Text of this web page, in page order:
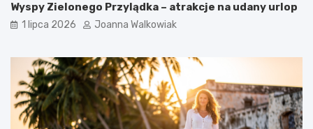
Wyspy Zielonego Przylądka – atrakcje na udany urlop
1 lipca 2026 Joanna Walkowiak